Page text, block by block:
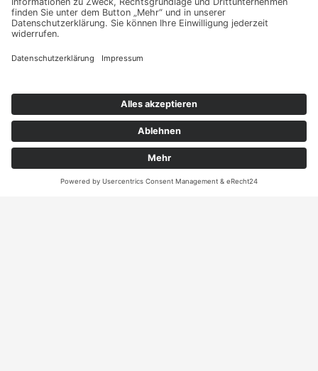
ANRUFEN KARTE
Haben Sie weitere Fragen an uns?
Kontakt auf und erhalten
sie Ihr persönliches
Angebot
Kontakt